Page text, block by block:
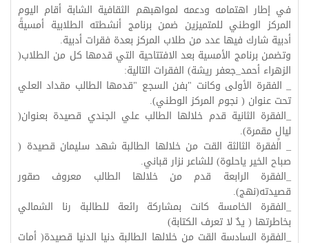
في إطار اهتمامه ودعمه لمواهبهم الثقافية الشابة أقام اليوم
المركز الوطني للمتميزين ضمن برنامج أنشطته الطلابية أمسيةً
أدبية شارك فيها عدد من طلاب المركز بعدة فقرات أدبية.
وتضمن برنامج الأمسية بعد الافتتاحية التي قدمها كل من الطلاب(
الزهراء أحمد_جعفر ريشة) الفقرات التالية:
_ الفقرة الأولى وكانت "بفن السجع "قدمها الطالب مقداد العلي
تحت عنوان ( نجوم المركز الوطني).
_الفقرة الثانية قدم خلالها الطالب علي الجندي قصيدة بعنوان(
ليالٍ مقمرة).
_ الفقرة الثالثة القت من خلالها الطالبة شهد سليمان قصيدة (
صباح الخير ياحلوة) للشاعر نزار قباني.
_الفقرة الرابعة قدم من خلالها الطالب معروف صقور
قصيدته(نهج).
_الفقرة الخامسة كانت بمشاركة رائعة للطالبة رنا الشمالي
بخاطرتها ( يدٌ لا تعرف الكتابة)
_الفقرة السادسة القت من خلالها الطالبة دنيا الدنيا قصيدة( أمات